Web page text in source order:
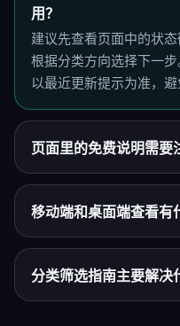
用？
建议先查看页面中的状
根据分类方向选择下一
以最近更新提示为准，避
页面里的免费说明需要
移动端和桌面端查看有
分类筛选指南主要解决